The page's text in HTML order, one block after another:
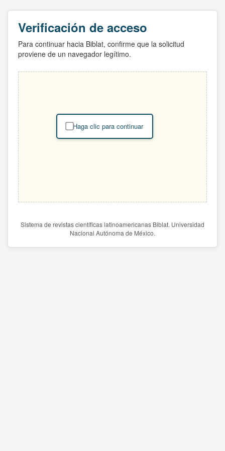
Verificación de acceso
Para continuar hacia Biblat, confirme que la solicitud
proviene de un navegador legítimo.
Haga clic para continuar
Sistema de revistas científicas latinoamericanas Biblat. Universidad
Nacional Autónoma de México.